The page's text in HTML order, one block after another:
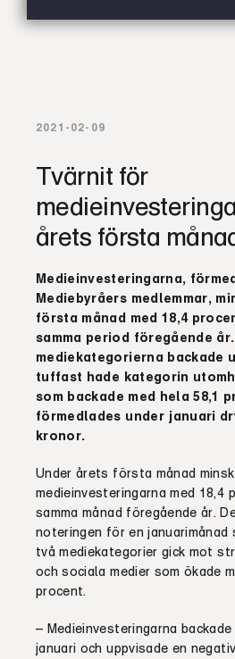
2021-02-09
Tvärnit för
årets första
Medieinvesteringarna,
Mediebyråers medlemmar,
första månad med 18,4
samma period föregående
mediekategorierna backade
tuffast hade kategorin
som backade med hela 58,1
förmedlades under januari
kronor.
Under årets första månad
medieinvesteringarna med 18,4
samma månad föregående år.
noteringen för en januarimånad
två mediekategorier gick mot
och sociala medier som ökade
procent.
– Medieinvesteringarna
januari och uppvisade en